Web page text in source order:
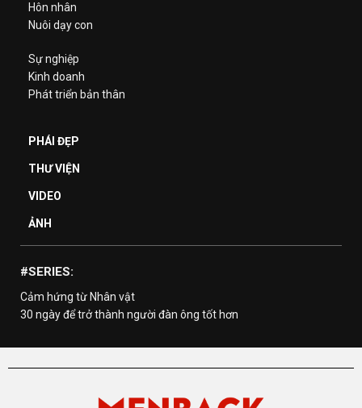
Hôn nhân
Nuôi dạy con
Sự nghiệp
Kinh doanh
Phát triển bản thân
PHÁI ĐẸP
THƯ VIỆN
VIDEO
ẢNH
#SERIES:
Cảm hứng từ Nhân vật
30 ngày để trở thành người đàn ông tốt hơn